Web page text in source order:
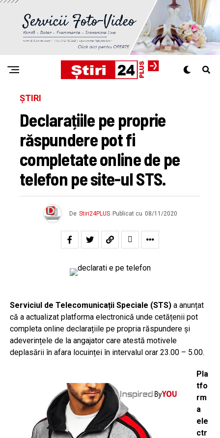
ȘTIRI
Declarațiile pe proprie
răspundere pot fi
completate online de pe
telefon pe site-ul STS.
De Stiri24PLUS Publicat cu 08/11/2020
Serviciul de Telecomunicații Speciale (STS) a anunțat
că a actualizat platforma electronică unde cetățenii pot
completa online declarațiile pe propria răspundere și
adeverințele de la angajator care atestă motivele
deplasării în afara locuinței în intervalul orar 23.00 – 5.00.
Pla
tfo
rm
a
ele
ctr